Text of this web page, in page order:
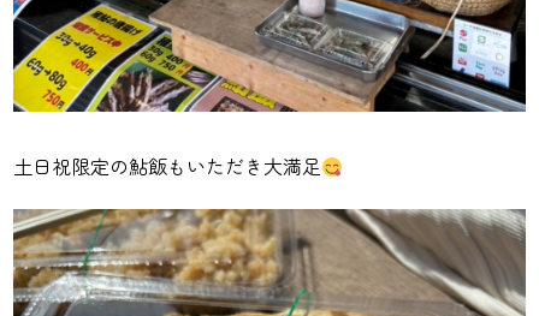
土日祝限定の鮎飯もいただき大満足